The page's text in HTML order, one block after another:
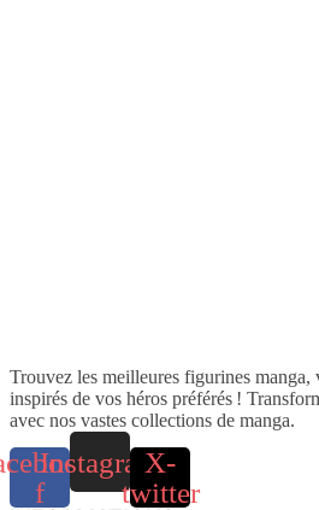
Trouvez les meilleures figurines manga,
inspirés de vos héros préférés !
avec nos vastes collections de manga.
f
InstagramX-
twitter